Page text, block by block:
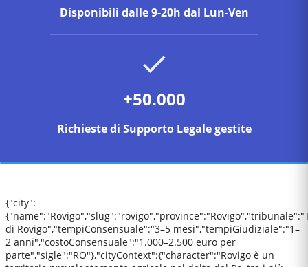
Disponibili dalle 9-20h dal Lun-Ven
+50.000
Richieste di Supporto Legale gestite
{"city":
di Rovigo","tempiConsensuale":"3–5 mesi","tempiGiudiziale":"1–
2 anni","costoConsensuale":"1.000–2.500 euro per
parte","sigle":"RO"},"cityContext":{"character":"Rovigo è un